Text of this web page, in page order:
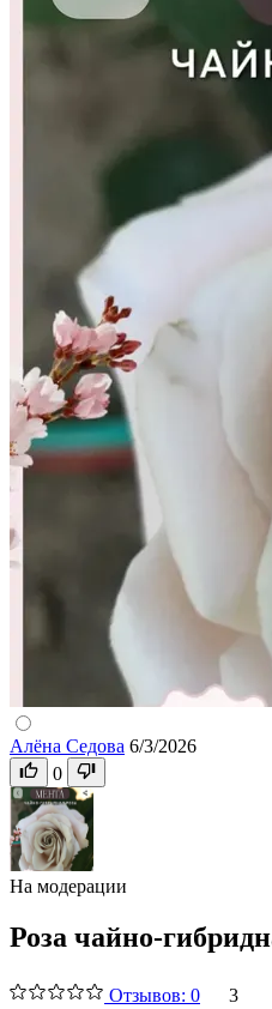
Алёна Седова 6/3/2026
0
На модерации
Роза чайно-
Отзывов: 0
3